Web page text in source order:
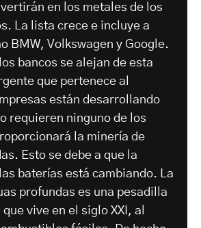
en los metales de los
La lista crece e incluye a
BMW, Volkswagen y Google.
bancos se alejan de esta
que pertenece al
están desarrollando
requieren ninguno de los
la minería de
Esto se debe a que la
baterías está cambiando. La
profundas es una pesadilla
vive en el siglo XXI, al